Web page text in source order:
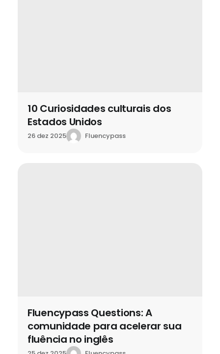
10 Curiosidades culturais dos
Estados Unidos
26 dez 2025 Fluencypass
Fluencypass Questions: A
comunidade para acelerar sua
fluência no inglês